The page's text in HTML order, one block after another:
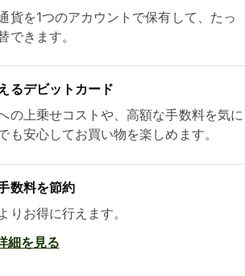
貨を1つのアカウントで保有して、たっ
できます。
るデビットカード
の上乗せコストや、高額な手数料を気に
も安心してお買い物を楽しめます。
数料を節約
りお得に行えます。
細を見る